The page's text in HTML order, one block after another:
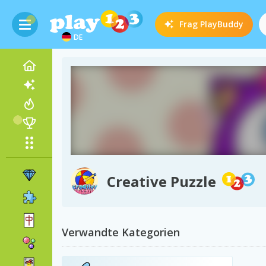
DE
Frag PlayBuddy
Creative Puzzle
Verwandte Kategorien